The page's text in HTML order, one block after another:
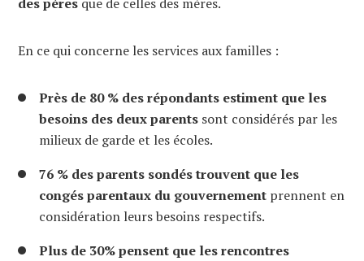
En ce qui concerne les services aux familles :
Près de 80 % des répondants estiment que les
besoins des deux parents sont considérés par les
milieux de garde et les écoles.
76 % des parents sondés trouvent que les
congés parentaux du gouvernement prennent en
considération leurs besoins respectifs.
Plus de 30% pensent que les rencontres